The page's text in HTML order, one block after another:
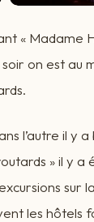
« Madame
on est au
l’autre il y
» il y a
sur
les hôtels